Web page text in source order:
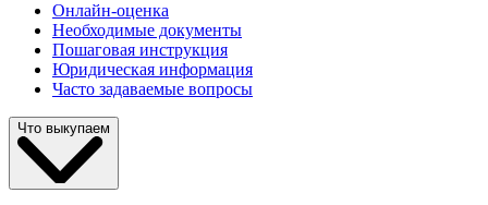
Онлайн-оценка
Необходимые документы
Пошаговая инструкция
Юридическая информация
Часто задаваемые вопросы
Что выкупаем